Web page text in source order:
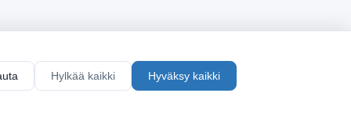
Landshut, HRB 8975 | Toimitusjohtaja: Harald Roessler
Hylkää kaikki Hyväksy kaikki